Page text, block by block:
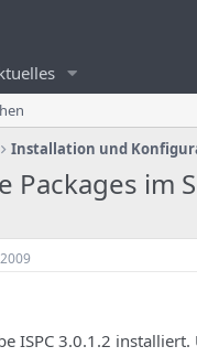
Installation und
Packages
ISPC 3.0.1.2